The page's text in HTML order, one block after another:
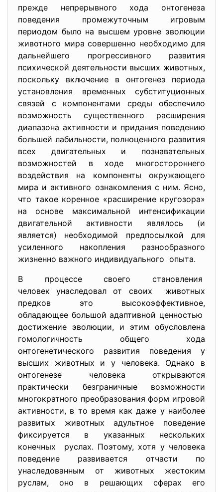
прежде непрерывного хода онтогенеза
поведения промежуточным игровым
периодом было на высшем уровне эволюции
животного мира совершенно необходимо для
дальнейшего прогрессивного развития
психической деятельности высших животных,
поскольку включение в онтогенез периода
установления временных субституционных
связей с компонентами среды обеспечило
возможность существенного расширения
диапазона активности и придания поведению
большей лабильности, полноценного развития
всех двигательных и познавательных
возможностей в ходе многостороннего
воздействия на компоненты окружающего
мира и активного ознакомления с ним. Ясно,
что такое коренное «расширение кругозора»
на основе максимальной интенсификации
двигательной активности являлось (и
является) необходимой предпосылкой для
усиленного накопления разнообразного
жизненно важного индивидуального опыта.
В процессе своего становления
человек унаследовал от своих животных
предков это высокоэффективное,
обладающее большой адаптивной ценностью
достижение эволюции, и этим обусловлена
гомологичность общего хода
онтогенетического развития поведения у
высших животных и у человека. Однако в
онтогенезе человека открываются
практически безграничные возможности
многократного преобразования форм игровой
активности, в то время как даже у наиболее
развитых животных адультное поведение
фиксируется в указанных нескольких
конечных руслах. Поэтому, хотя у человека
поведение развивается отчасти по
унаследованным от животных жестоким
руслам, оно в решающих сферах его